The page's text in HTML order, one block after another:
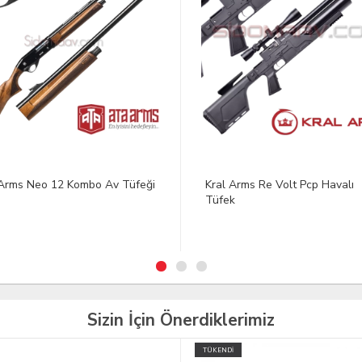
Re Volt Pcp Havalı
Katlanır Gez Takımı
Sizin İçin Önerdiklerimiz
TÜKENDİ